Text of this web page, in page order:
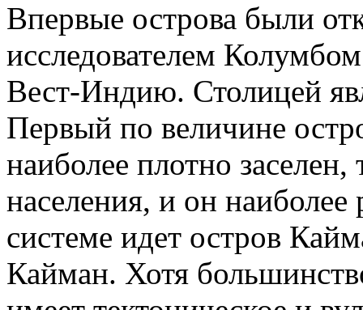
Впервые острова были
исследователем
Вест-Индию. Столицей
Первый по величине
наиболее плотно
населения, и он
системе идет остров
Кайман. Хотя